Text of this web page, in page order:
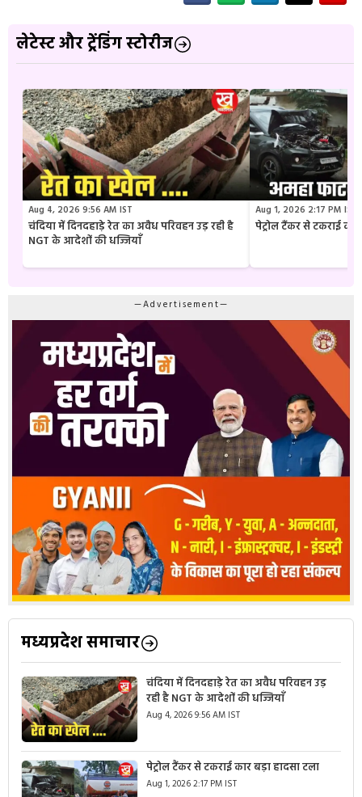
लेटेस्ट और ट्रेंडिंग स्टोरीज
Aug 4, 2026 9:56 AM IST
चंदिया में दिनदहाड़े रेत का अवैध परिवहन उड़ रही है
NGT के आदेशों की धज्जियाँ
Aug 1, 2026 2:17 PM IST
पेट्रोल टैंकर से टकराई
—Advertisement—
मध्यप्रदेश समाचार
चंदिया में दिनदहाड़े रेत का अवैध परिवहन उड़
रही है NGT के आदेशों की धज्जियाँ
Aug 4, 2026 9:56 AM IST
पेट्रोल टैंकर से टकराई कार बड़ा हादसा टला
Aug 1, 2026 2:17 PM IST